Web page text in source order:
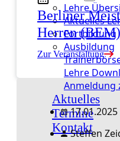
Lehre
Aktuelles
Fortbildung
Ausbildung
Lehre
Anmeldung
Aktuelles
Termine
Kontakt
Berliner
Herren (BEM)
Zur Veranstaltung
17.01.2025
Steffen